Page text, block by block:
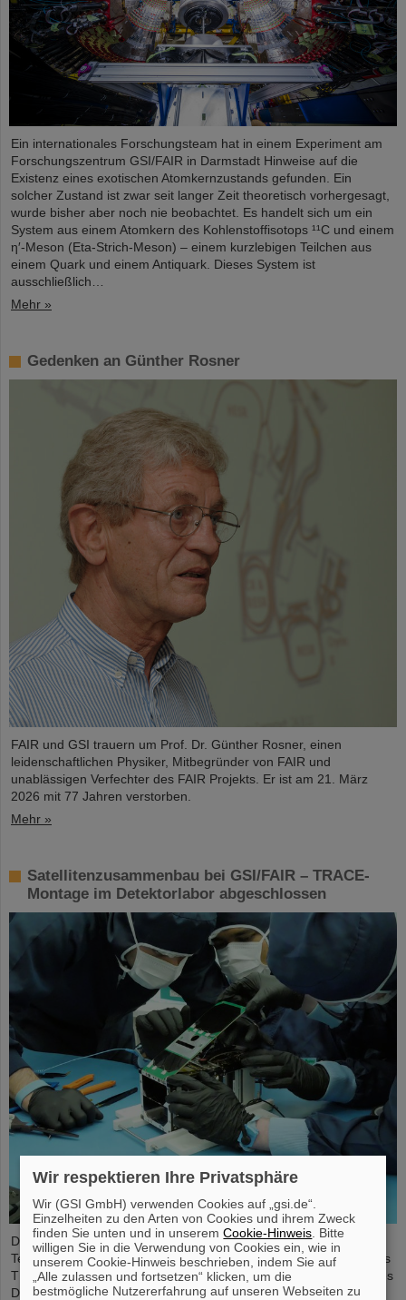
Ein internationales Forschungsteam hat in einem Experiment am
Forschungszentrum GSI/FAIR in Darmstadt Hinweise auf die
Existenz eines exotischen Atomkernzustands gefunden. Ein
solcher Zustand ist zwar seit langer Zeit theoretisch vorhergesagt,
wurde bisher aber noch nie beobachtet. Es handelt sich um ein
System aus einem Atomkern des Kohlenstoffisotops ¹¹C und einem
η′‑Meson (Eta-Strich-Meson) – einem kurzlebigen Teilchen aus
einem Quark und einem Antiquark. Dieses System ist
ausschließlich…
Mehr »
Gedenken an Günther Rosner
FAIR und GSI trauern um Prof. Dr. Günther Rosner, einen
leidenschaftlichen Physiker, Mitbegründer von FAIR und
unablässigen Verfechter des FAIR Projekts. Er ist am 21. März
2026 mit 77 Jahren verstorben.
Mehr »
Satellitenzusammenbau bei GSI/FAIR – TRACE-
Montage im Detektorlabor abgeschlossen
Der studentische Raumfahrtverein TU Darmstadt Space
Technology e.V. (TUDSaT) hat erfolgreich den Zusammenbau des
TRACE-Satelliten abgeschlossen – in der Reinraumumgebung des
Detektorlabors von GSI/FAIR. Mit an Bord des Satelliten befinden
Wir respektieren Ihre Privatsphäre
Wir (GSI GmbH) verwenden Cookies auf „gsi.de“.
Einzelheiten zu den Arten von Cookies und ihrem Zweck
finden Sie unten und in unseremCookie-Hinweis . Bitte
willigen Sie in die Verwendung von Cookies ein, wie in
unserem Cookie-Hinweis beschrieben, indem Sie auf
„Alle zulassen und fortsetzen“ klicken, um die
bestmögliche Nutzererfahrung auf unseren Webseiten zu